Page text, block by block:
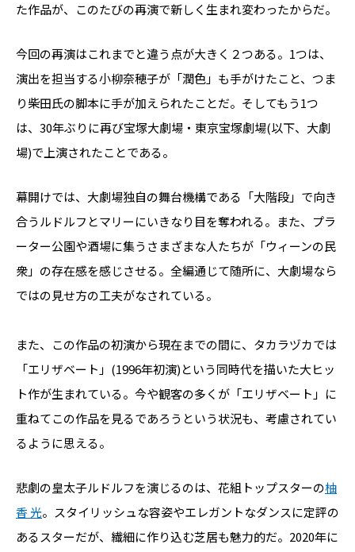
た作品が、このたびの再演で新しく生まれ変わったからだ。
今回の再演はこれまでと違う点が大きく２つある。1つは、
演出を担当する小柳奈穂子が「潤色」も手がけたこと、つま
り柴田氏の脚本に手が加えられたことだ。そしてもう1つ
は、30年ぶりに再び宝塚大劇場・東京宝塚劇場(以下、大劇
場)で上演されたことである。
幕開けでは、大劇場独自の舞台機構である「大階段」で向き
合うルドルフとマリーにいきなり目を奪われる。また、プラ
ーター公園や酒場に集うさまざまな人たちが「ウィーンの民
衆」の存在感を感じさせる。全編通じて随所に、大劇場なら
ではの見せ方の工夫がなされている。
また、この作品の初演から現在までの間に、タカラヅカでは
「エリザベート」(1996年初演)という同時代を描いた大ヒッ
ト作が生まれている。今や観客の多くが「エリザベート」に
重ねてこの作品を見るであろうという状況も、考慮されてい
るように思える。
悲劇の皇太子ルドルフを演じるのは、花組トップスターの柚
香 光。スタイリッシュな容姿やエレガントなダンスに定評の
あるスターだが、繊細に作り込む芝居も魅力的だ。2020年に